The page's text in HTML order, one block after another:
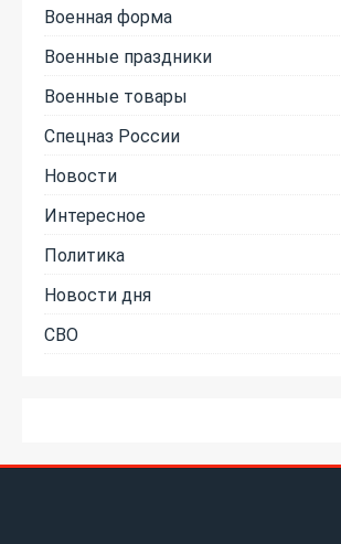
Военная форма
Военные праздники
Военные товары
Спецназ России
Новости
Интересное
Политика
Новости дня
СВО